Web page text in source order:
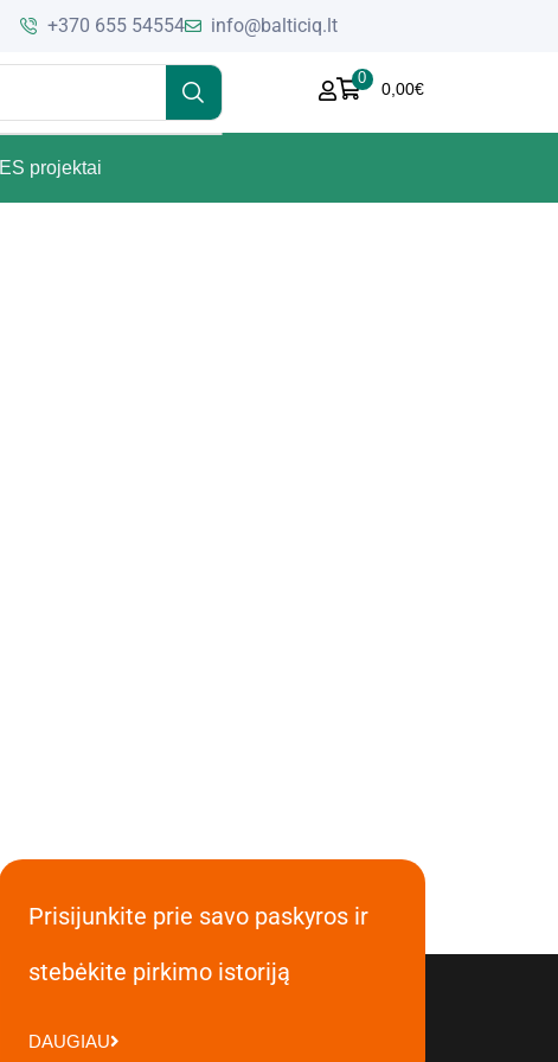
+370 655 54554 info@balticiq.lt
0
0,00€
ES projektai
Prisijunkite prie savo paskyros ir
stebėkite pirkimo istoriją
DAUGIAU